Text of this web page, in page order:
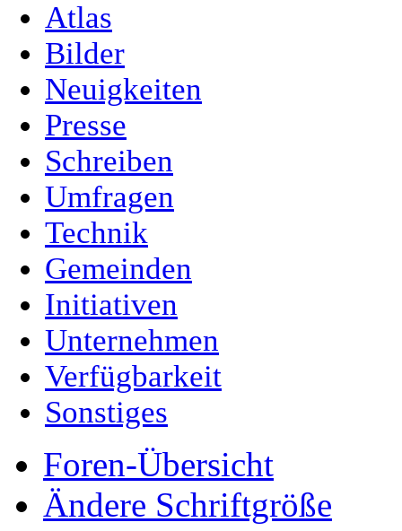
Atlas
Bilder
Neuigkeiten
Presse
Schreiben
Umfragen
Technik
Gemeinden
Initiativen
Unternehmen
Verfügbarkeit
Sonstiges
Foren-Übersicht
Ändere Schriftgröße